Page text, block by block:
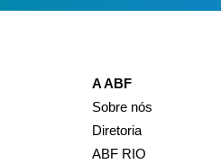
A ABF
Sobre nós
Diretoria
ABF RIO